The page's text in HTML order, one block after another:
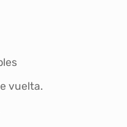
vuelta.